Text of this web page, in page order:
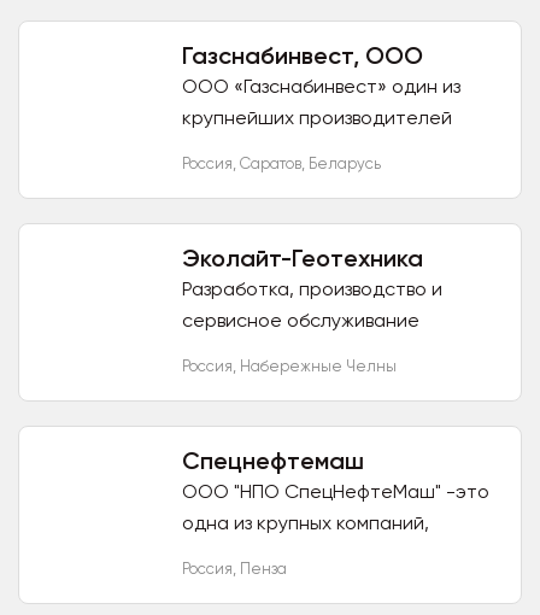
оборудования; УЗР; УПК;...
Газснабинвест, ООО
ООО «Газснабинвест» один из
крупнейших производителей
металлоконструкций в России и
Россия, Саратов, Беларусь
Эколайт-Геотехника
Разработка, производство и
сервисное обслуживание
спецтехники для геофизических и
Россия, Набережные Челны
Спецнефтемаш
ООО "НПО СпецНефтеМаш" -это
одна из крупных компаний,
Россия, Пенза